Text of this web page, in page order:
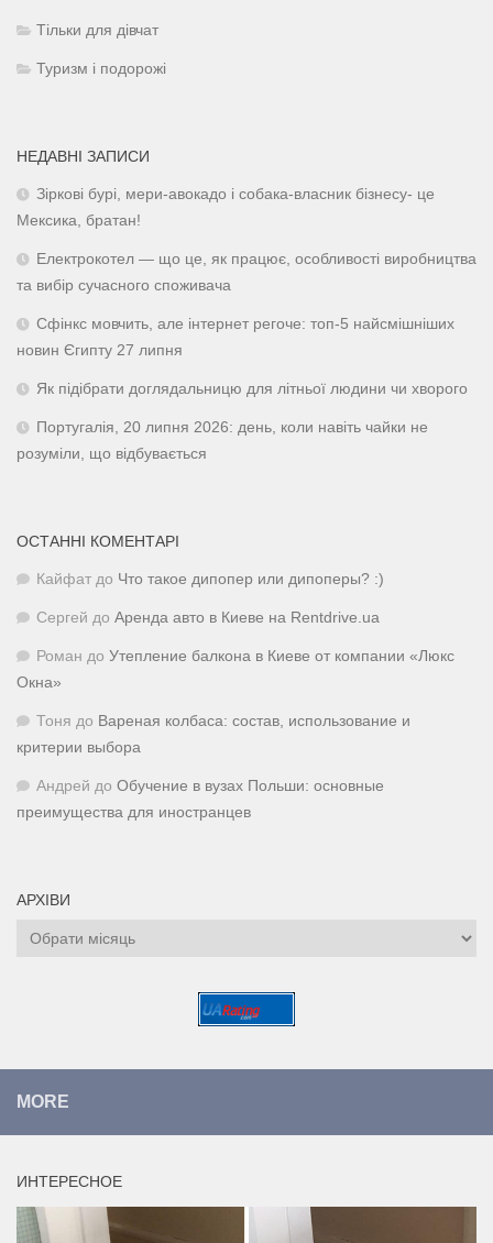
Тільки для дівчат
Туризм і подорожі
НЕДАВНІ ЗАПИСИ
Зіркові бурі, мери-авокадо і собака-власник бізнесу- це
Мексика, братан!
Електрокотел — що це, як працює, особливості виробництва
та вибір сучасного споживача
Сфінкс мовчить, але інтернет регоче: топ-5 найсмішніших
новин Єгипту 27 липня
Як підібрати доглядальницю для літньої людини чи хворого
Португалія, 20 липня 2026: день, коли навіть чайки не
розуміли, що відбувається
ОСТАННІ КОМЕНТАРІ
Кайфат до Что такое дипопер или дипоперы? :)
Сергей до Аренда авто в Киеве на Rentdrive.ua
Роман до Утепление балкона в Киеве от компании «Люкс
Окна»
Тоня до Вареная колбаса: состав, использование и
критерии выбора
Андрей до Обучение в вузах Польши: основные
преимущества для иностранцев
АРХІВИ
Архіви
MORE
ИНТЕРЕСНОЕ